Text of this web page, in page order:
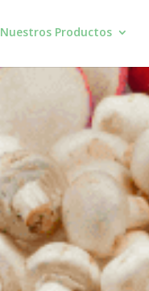
Nuestros Productos